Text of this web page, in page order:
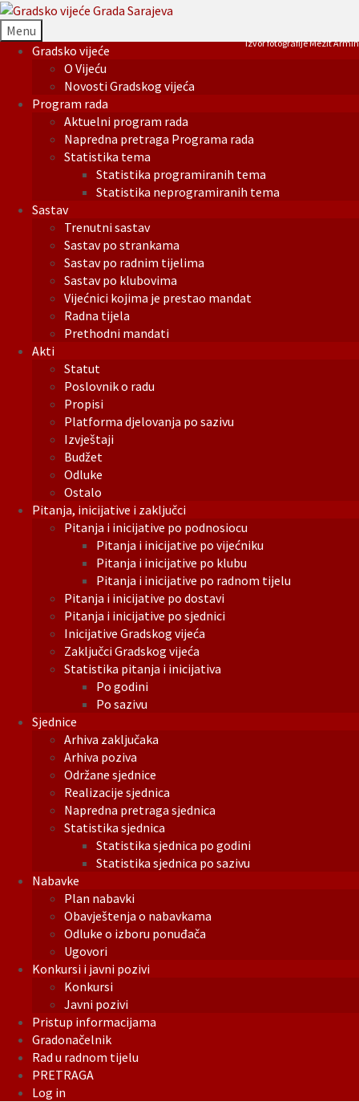
Menu
Gradsko vijeće
O Vijeću
Novosti Gradskog vijeća
Program rada
Aktuelni program rada
Napredna pretraga Programa rada
Statistika tema
Statistika programiranih tema
Statistika neprogramiranih tema
Sastav
Trenutni sastav
Sastav po strankama
Sastav po radnim tijelima
Sastav po klubovima
Vijećnici kojima je prestao mandat
Radna tijela
Prethodni mandati
Akti
Statut
Poslovnik o radu
Propisi
Platforma djelovanja po sazivu
Izvještaji
Budžet
Odluke
Ostalo
Pitanja, inicijative i zaključci
Pitanja i inicijative po podnosiocu
Pitanja i inicijative po vijećniku
Pitanja i inicijative po klubu
Pitanja i inicijative po radnom tijelu
Pitanja i inicijative po dostavi
Pitanja i inicijative po sjednici
Inicijative Gradskog vijeća
Zaključci Gradskog vijeća
Statistika pitanja i inicijativa
Po godini
Po sazivu
Sjednice
Arhiva zaključaka
Arhiva poziva
Održane sjednice
Realizacije sjednica
Napredna pretraga sjednica
Statistika sjednica
Statistika sjednica po godini
Statistika sjednica po sazivu
Nabavke
Plan nabavki
Obavještenja o nabavkama
Odluke o izboru ponuđača
Ugovori
Konkursi i javni pozivi
Konkursi
Javni pozivi
Pristup informacijama
Gradonačelnik
Rad u radnom tijelu
PRETRAGA
Log in
Izvor fotografije Mezit Armin